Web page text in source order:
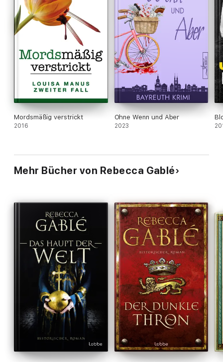
Mordsmäßig verstrickt
2016
Ohne Wenn und Aber
2023
Mehr Bücher von Rebecca Gablé